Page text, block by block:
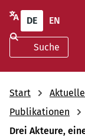
DE EN
Start
Publikationen
Drei Akteure,